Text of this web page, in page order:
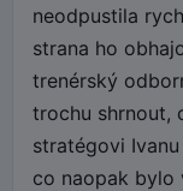
neodpustila
strana ho
trenérský
trochu shrnout,
stratégovi
co naopak bylo